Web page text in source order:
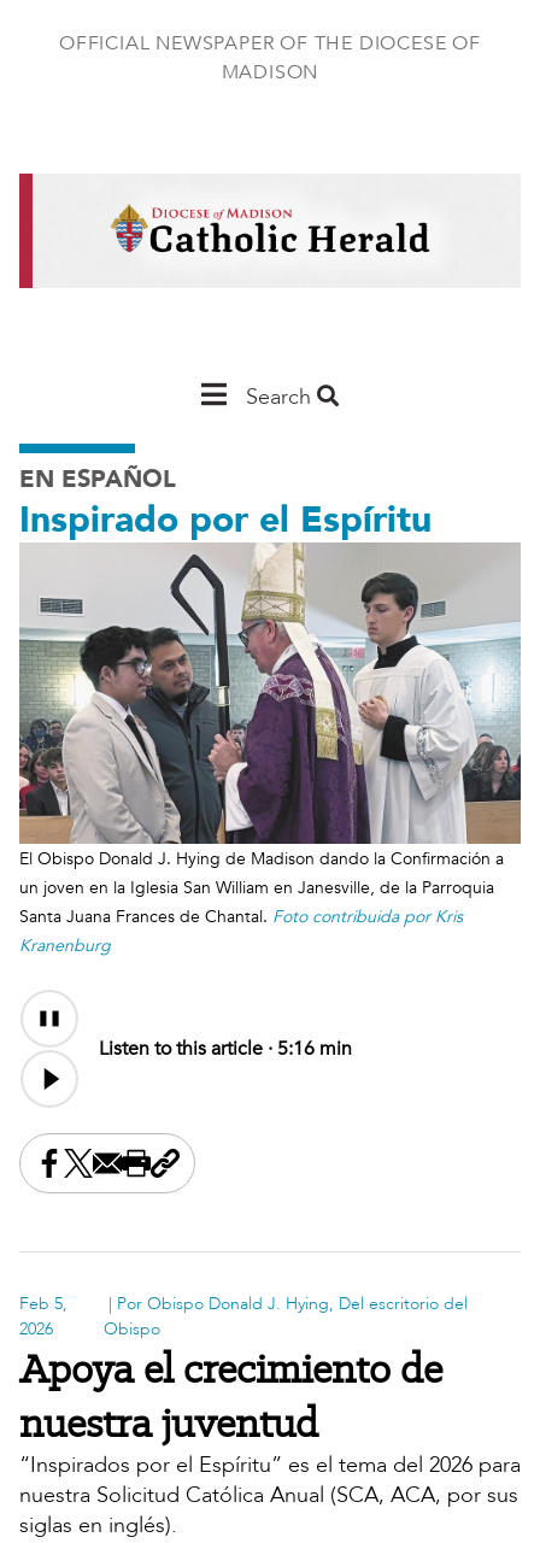
OFFICIAL NEWSPAPER OF THE DIOCESE OF
MADISON
Main
Madison
Search
EN ESPAÑOL
Inspirado por el Espíritu
El Obispo Donald J. Hying de Madison dando la Confirmación a
un joven en la Iglesia San William en Janesville, de la Parroquia
Santa Juana Frances de Chantal. Foto contribuida por Kris
Kranenburg
Audio
Content
Listen to this article · 5:16 min
Share this on Facebook
Share this on X
Share this by email
Print this page
Copy the page address
Feb 5,
2026
| Por Obispo Donald J. Hying, Del escritorio del
Obispo
Apoya el crecimiento de
nuestra juventud
“Inspirados por el Espíritu” es el tema del 2026 para
nuestra Solicitud Católica Anual (SCA, ACA, por sus
siglas en inglés).